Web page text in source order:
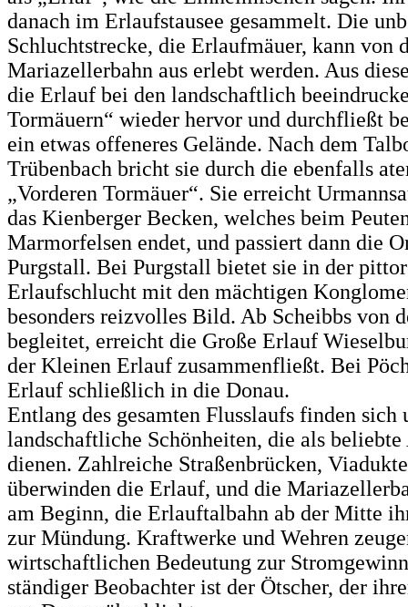
danach im Erlaufstausee gesammelt. Die
Schluchtstrecke, die Erlaufmäuer, kann von
Mariazellerbahn aus erlebt werden. Aus
die Erlauf bei den landschaftlich
Tormäuern“ wieder hervor und durchfließt
ein etwas offeneres Gelände. Nach dem
Trübenbach bricht sie durch die ebenfalls
„Vorderen Tormäuer“. Sie erreicht
das Kienberger Becken, welches beim
Marmorfelsen endet, und passiert dann die
Purgstall. Bei Purgstall bietet sie in der
Erlaufschlucht mit den mächtigen
besonders reizvolles Bild. Ab Scheibbs von
begleitet, erreicht die Große Erlauf
der Kleinen Erlauf zusammenfließt. Bei
Erlauf schließlich in die Donau.
Entlang des gesamten Flusslaufs finden sich
landschaftliche Schönheiten, die als
dienen. Zahlreiche Straßenbrücken,
überwinden die Erlauf, und die
am Beginn, die Erlauftalbahn ab der Mitte
zur Mündung. Kraftwerke und Wehren
wirtschaftlichen Bedeutung zur
ständiger Beobachter ist der Ötscher, der